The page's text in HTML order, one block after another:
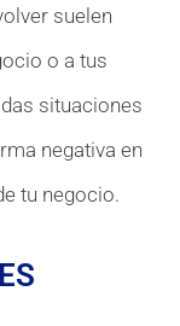
suelen
o a tus
situaciones
negativa en
tu negocio.